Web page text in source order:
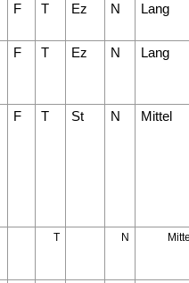
F T Ez N Lang
F T Ez N Lang
F T St N Mittel
T N Mittel